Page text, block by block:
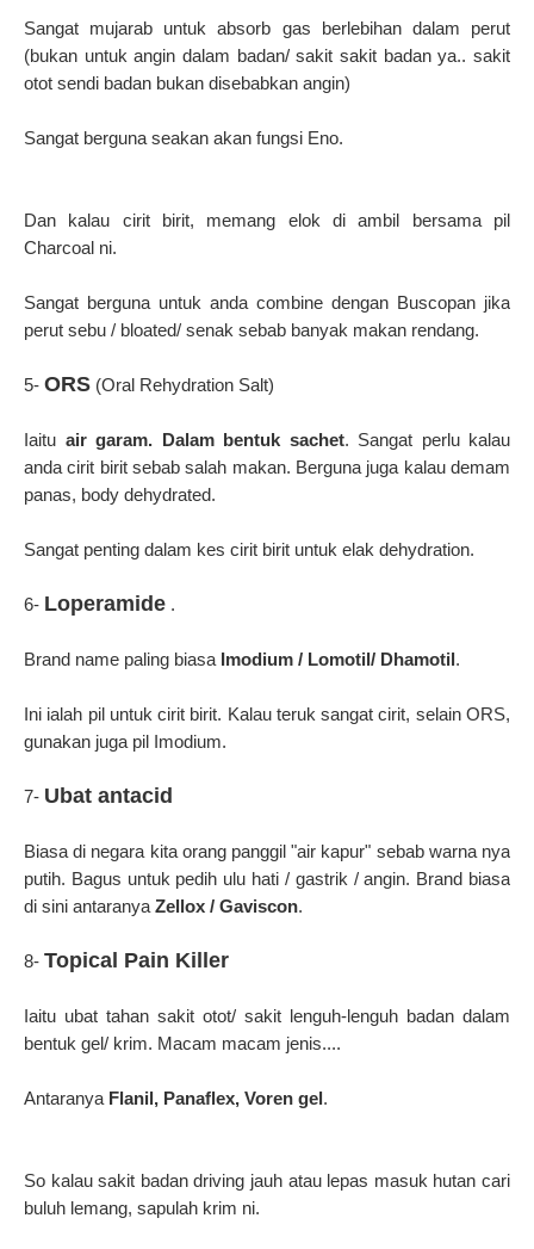
Sangat mujarab untuk absorb gas berlebihan dalam perut
(bukan untuk angin dalam badan/ sakit sakit badan ya.. sakit
otot sendi badan bukan disebabkan angin)
Sangat berguna seakan akan fungsi Eno.
Dan kalau cirit birit, memang elok di ambil bersama pil
Charcoal ni.
Sangat berguna untuk anda combine dengan Buscopan jika
perut sebu / bloated/ senak sebab banyak makan rendang.
5- ORS (Oral Rehydration Salt)
Iaitu air garam. Dalam bentuk sachet. Sangat perlu kalau
anda cirit birit sebab salah makan. Berguna juga kalau demam
panas, body dehydrated.
Sangat penting dalam kes cirit birit untuk elak dehydration.
6- Loperamide .
Brand name paling biasa Imodium / Lomotil/ Dhamotil.
Ini ialah pil untuk cirit birit. Kalau teruk sangat cirit, selain ORS,
gunakan juga pil Imodium.
7- Ubat antacid
Biasa di negara kita orang panggil "air kapur" sebab warna nya
putih. Bagus untuk pedih ulu hati / gastrik / angin. Brand biasa
di sini antaranyaZellox / Gaviscon.
8- Topical Pain Killer
Iaitu ubat tahan sakit otot/ sakit lenguh-lenguh badan dalam
bentuk gel/ krim. Macam macam jenis....
Antaranya Flanil, Panaflex, Voren gel.
So kalau sakit badan driving jauh atau lepas masuk hutan cari
buluh lemang, sapulah krim ni.